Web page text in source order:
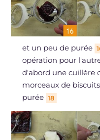
et un peu de purée
opération pour
d'abord une cuillère
morceaux de
purée 18